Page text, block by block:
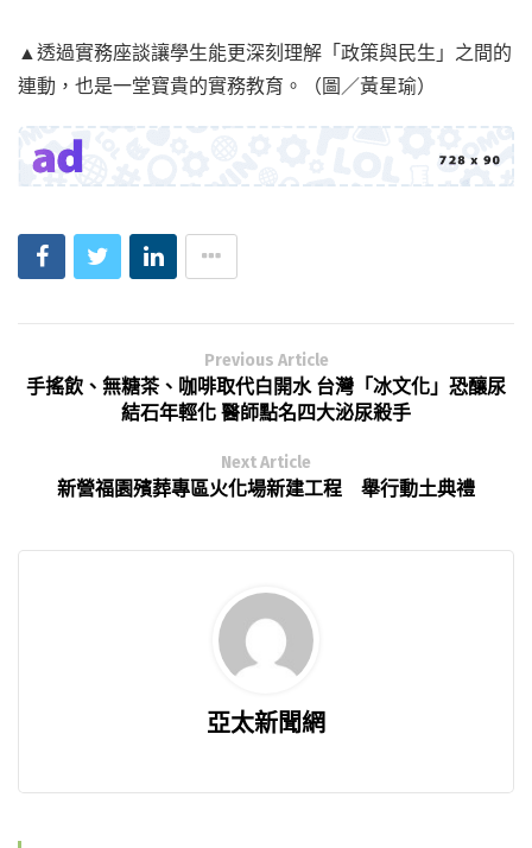
▲透過實務座談讓學生能更深刻理解「政策與民生」之間的
連動，也是一堂寶貴的實務教育。（圖／黃星瑜）
Previous Article
手搖飲、無糖茶、咖啡取代白開水 台灣「冰文化」恐釀尿
結石年輕化 醫師點名四大泌尿殺手
Next Article
新營福園殯葬專區火化場新建工程 舉行動土典禮
亞太新聞網